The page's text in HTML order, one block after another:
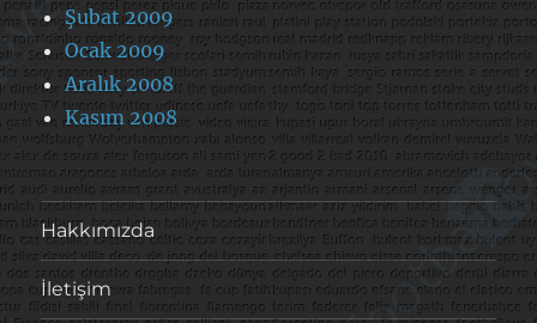
Şubat 2009
Ocak 2009
Aralık 2008
Kasım 2008
Hakkımızda
İletişim